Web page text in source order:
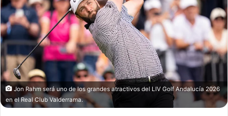
Jon Rahm será uno de los grandes atractivos del LIV Golf Andalucía 2026
en el Real Club Valderrama.